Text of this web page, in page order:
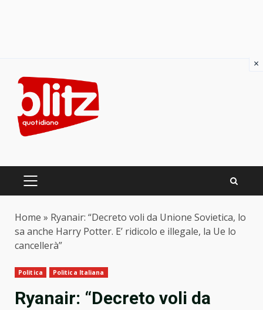
content
PRIMARY
Home » Ryanair: “Decreto voli da Unione Sovietica, lo
sa anche Harry Potter. E’ ridicolo e illegale, la Ue lo
cancellerà”
Politica Politica Italiana
Ryanair: “Decreto voli da
×